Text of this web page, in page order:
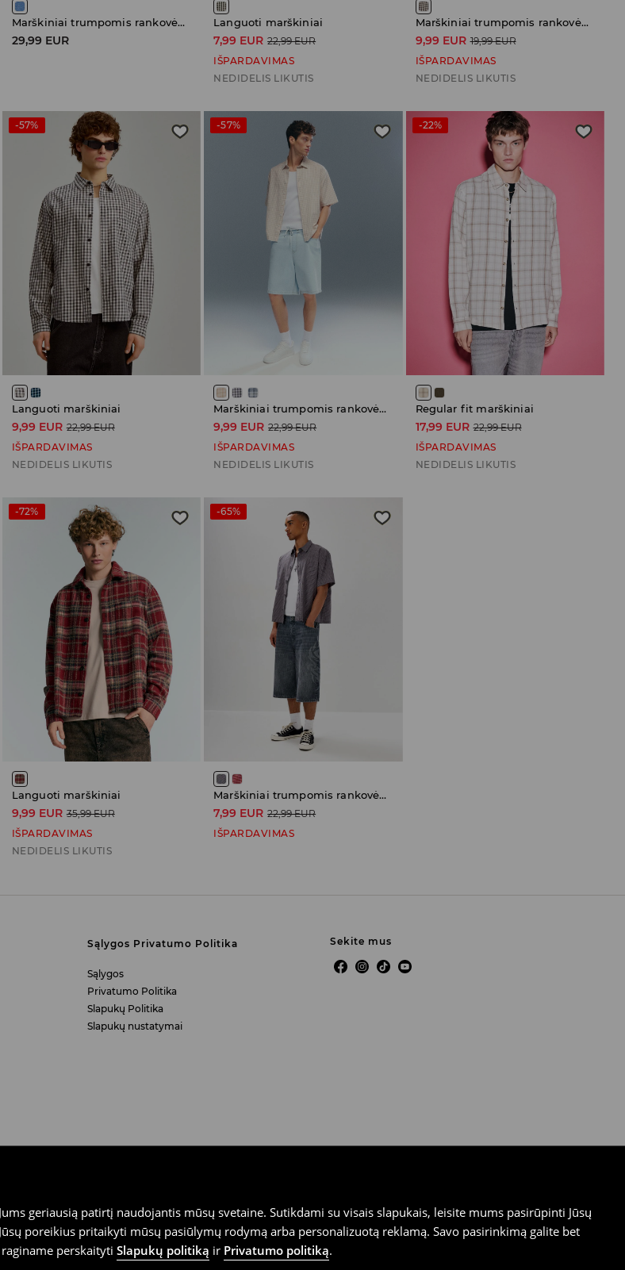
geriausią patirtį naudojantis mūsų svetaine. Sutikdami su visais slapukais, leisite mums pasirūpinti Jūsų
poreikius pritaikyti mūsų pasiūlymų rodymą arba personalizuotą reklamą. Savo pasirinkimą galite bet
perskaityti Slapukų politiką ir Privatumo politiką.
Marškiniai trumpomis rankovėmis
29,99 EUR
Languoti marškiniai
7,99 EUR 22,99 EUR
IŠPARDAVIMAS
NEDIDELIS LIKUTIS
Marškiniai trumpomis rankovėmis
9,99 EUR 19,99 EUR
IŠPARDAVIMAS
NEDIDELIS LIKUTIS
-57%
Languoti marškiniai
9,99 EUR 22,99 EUR
IŠPARDAVIMAS
NEDIDELIS LIKUTIS
-57%
Marškiniai trumpomis rankovėmis
9,99 EUR 22,99 EUR
IŠPARDAVIMAS
NEDIDELIS LIKUTIS
-22%
Regular fit marškiniai
17,99 EUR 22,99 EUR
IŠPARDAVIMAS
NEDIDELIS LIKUTIS
-72%
Languoti marškiniai
9,99 EUR 35,99 EUR
IŠPARDAVIMAS
NEDIDELIS LIKUTIS
-65%
Marškiniai trumpomis rankovėmis
7,99 EUR 22,99 EUR
IŠPARDAVIMAS
Sąlygos Privatumo Politika
Sąlygos
Privatumo Politika
Slapukų Politika
Slapukų nustatymai
Sekite mus